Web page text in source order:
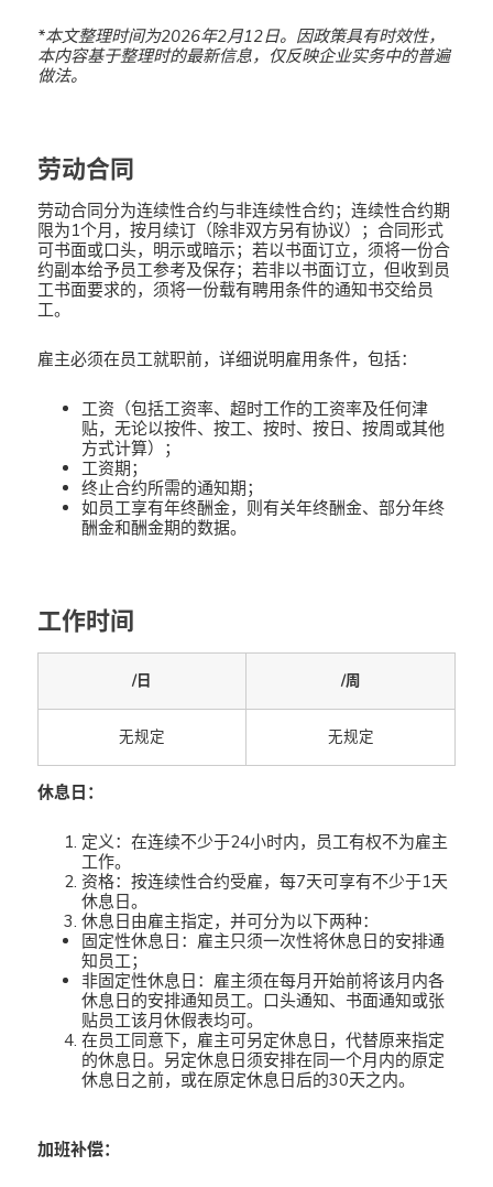
*本文整理时间为2026年2月12日。 因政策具有时效性，
本内容基于整理时的最新信息，仅反映企业实务中的普遍
做法。
劳动合同
劳动合同分为连续性合约与非连续性合约；连续性合约期
限为1个月，按月续订（除非双方另有协议）；合同形式
可书面或口头，明示或暗示；若以书面订立，须将一份合
约副本给予员工参考及保存；若非以书面订立，但收到员
工书面要求的，须将一份载有聘用条件的通知书交给员
工。
雇主必须在员工就职前，详细说明雇用条件，包括：
工资（包括工资率、超时工作的工资率及任何津
贴，无论以按件、按工、按时、按日、按周或其他
方式计算）；
工资期；
终止合约所需的通知期；
如员工享有年终酬金，则有关年终酬金、部分年终
酬金和酬金期的数据。
工作时间
/日 /周
无规定 无规定
休息日：
定义：在连续不少于24小时内，员工有权不为雇主
工作。
资格：按连续性合约受雇，每7天可享有不少于1天
休息日。
休息日由雇主指定，并可分为以下两种：
固定性休息日：雇主只须一次性将休息日的安排通
知员工；
非固定性休息日：雇主须在每月开始前将该月内各
休息日的安排通知员工。口头通知、书面通知或张
贴员工该月休假表均可。
在员工同意下，雇主可另定休息日，代替原来指定
的休息日。另定休息日须安排在同一个月内的原定
休息日之前，或在原定休息日后的30天之内。
加班补偿：